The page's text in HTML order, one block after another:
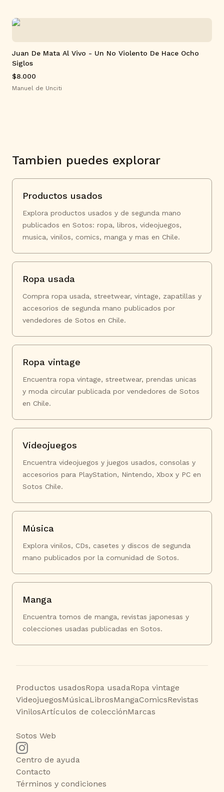
Juan De Mata Al Vivo - Un No Violento De Hace Ocho
Siglos
$8.000
Manuel de Unciti
Tambien puedes explorar
Productos usados
Explora productos usados y de segunda mano
publicados en Sotos: ropa, libros, videojuegos,
musica, vinilos, comics, manga y mas en Chile.
Ropa usada
Compra ropa usada, streetwear, vintage, zapatillas y
accesorios de segunda mano publicados por
vendedores de Sotos en Chile.
Ropa vintage
Encuentra ropa vintage, streetwear, prendas unicas
y moda circular publicada por vendedores de Sotos
en Chile.
Videojuegos
Encuentra videojuegos y juegos usados, consolas y
accesorios para PlayStation, Nintendo, Xbox y PC en
Sotos Chile.
Música
Explora vinilos, CDs, casetes y discos de segunda
mano publicados por la comunidad de Sotos.
Manga
Encuentra tomos de manga, revistas japonesas y
colecciones usadas publicadas en Sotos.
Productos usadosRopa usadaRopa vintage
VideojuegosMúsicaLibrosMangaComicsRevistas
VinilosArtículos de colecciónMarcas
Sotos Web
Centro de ayuda
Contacto
Términos y condiciones